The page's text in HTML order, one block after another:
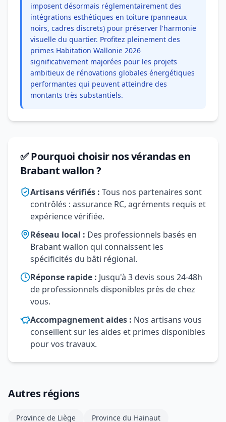
imposent désormais réglementairement des
intégrations esthétiques en toiture (panneaux
noirs, cadres discrets) pour préserver l'harmonie
visuelle du quartier. Profitez pleinement des
primes Habitation Wallonie 2026
significativement majorées pour les projets
ambitieux de rénovations globales énergétiques
performantes qui peuvent atteindre des
montants très substantiels.
✅ Pourquoi choisir nos vérandas en
Brabant wallon ?
Artisans vérifiés : Tous nos partenaires sont
contrôlés : assurance RC, agréments requis et
expérience vérifiée.
Réseau local : Des professionnels basés en
Brabant wallon qui connaissent les
spécificités du bâti régional.
Réponse rapide : Jusqu'à 3 devis sous 24-48h
de professionnels disponibles près de chez
vous.
Accompagnement aides : Nos artisans vous
conseillent sur les aides et primes disponibles
pour vos travaux.
Autres régions
Province de Liège Province du Hainaut